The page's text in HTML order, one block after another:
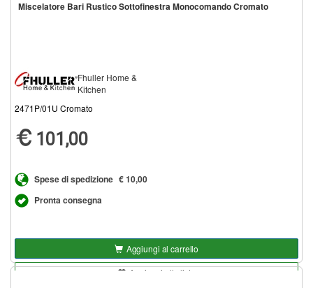
Miscelatore Bari Rustico Sottofinestra Monocomando Cromato
Fhuller Home &
Kitchen
2471P/01U Cromato
101,00
Spese di spedizione € 10,00
Pronta consegna
Aggiungi al carrello
Aggiungi alla lista